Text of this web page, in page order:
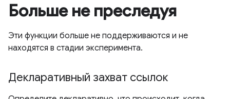
Больше не преследуя
Эти функции больше не поддерживаются и не
находятся в стадии эксперимента.
Декларативный захват ссылок